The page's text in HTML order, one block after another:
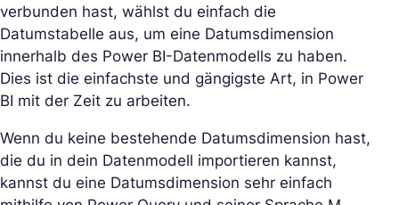
verbunden hast, wählst du einfach die
Datumstabelle aus, um eine Datumsdimension
innerhalb des Power BI-Datenmodells zu haben.
Dies ist die einfachste und gängigste Art, in Power
BI mit der Zeit zu arbeiten.
Wenn du keine bestehende Datumsdimension hast,
die du in dein Datenmodell importieren kannst,
kannst du eine Datumsdimension sehr einfach